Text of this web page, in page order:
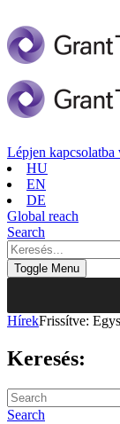
Lépjen kapcsolatba
HU
EN
DE
Global reach
Search
Toggle Menu
HírekFrissítve:
Keresés:
Search